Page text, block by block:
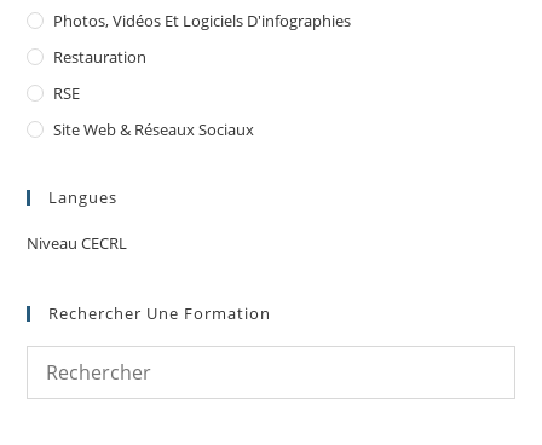
Photos, Vidéos Et Logiciels D'infographies
Restauration
RSE
Site Web & Réseaux Sociaux
Langues
Niveau CECRL
Rechercher Une Formation